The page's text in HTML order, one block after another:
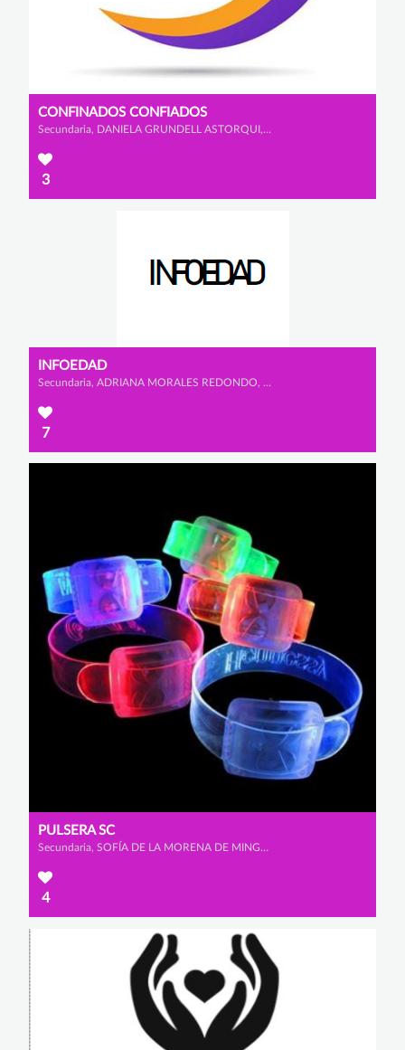
CONFINADOS CONFIADOS
Secundaria, DANIELA GRUNDELL ASTORQUI, CARLOS CASTAÑO COLLADO y IGNACIO GARRIDO VITI
3
INFOEDAD
Secundaria, ADRIANA MORALES REDONDO, SUSANA VELLÓN MONTES y SOFÍA GIL-MUGARZA GONZÁLEZ
7
PULSERA SC
Secundaria, SOFÍA DE LA MORENA DE MINGO y CAROLINA CID PÉREZ
4